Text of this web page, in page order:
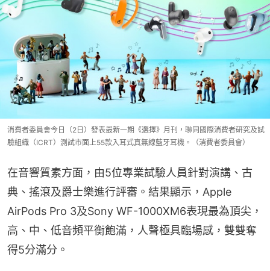
消費者委員會今日（2日）發表最新一期《選擇》月刊，聯同國際消費者研究及試
驗組織（ICRT）測試市面上55款入耳式真無線藍牙耳機。（消費者委員會）
在音響質素方面，由5位專業試驗人員針對演講、古
典、搖滾及爵士樂進行評審。結果顯示，Apple
AirPods Pro 3及Sony WF-1000XM6表現最為頂尖，
高、中、低音頻平衡飽滿，人聲極具臨場感，雙雙奪
得5分滿分。